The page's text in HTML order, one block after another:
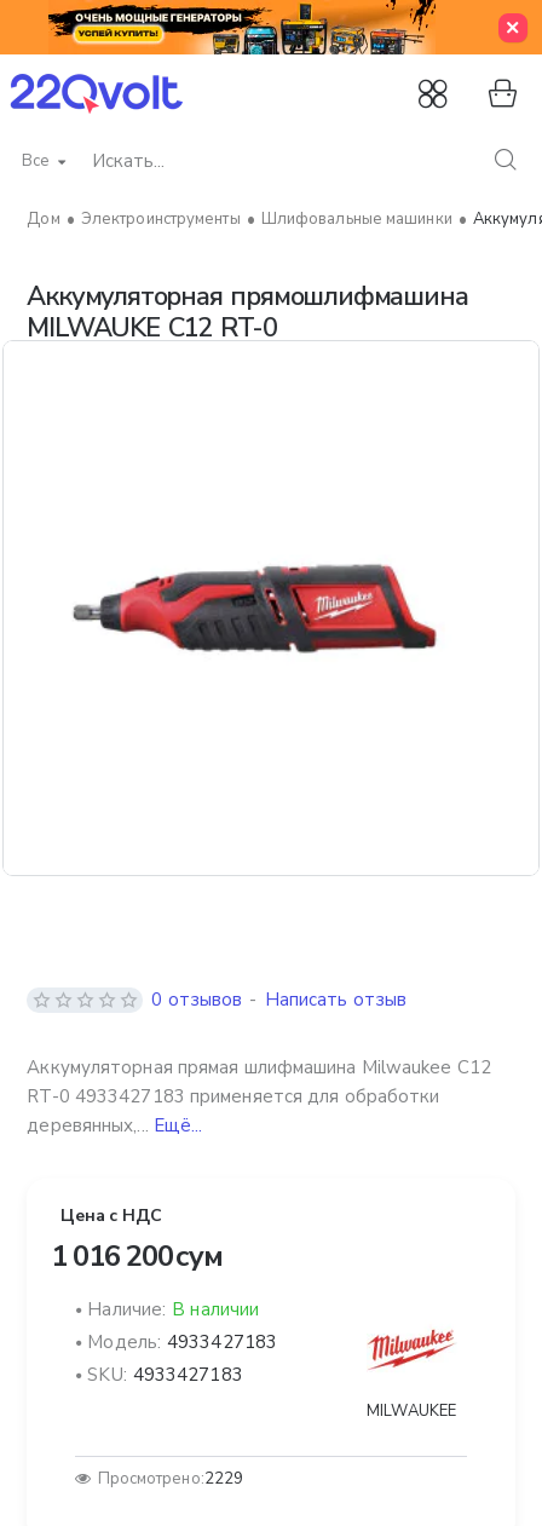
Все
Искать...
Аккумуляторная прямошлифмашина
MILWAUKE C12 RT-0
Электроинструменты Шлифовальные машинки
Аккумуляторная прямая шлифмашина Milwaukee C12
RT-0 4933427183 применяется для обработки
деревянных,... Ещё...
0 отзывов - Написать отзыв
Цена с НДС
1 016 200 сум
Наличие: В наличии
Модель: 4933427183
SKU: 4933427183
MILWAUKEE
Просмотрено:2229